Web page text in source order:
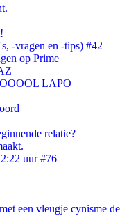
-vragen en -tips) #42
op Prime
LAPO
relatie?
uur #76
een vleugje cynisme de